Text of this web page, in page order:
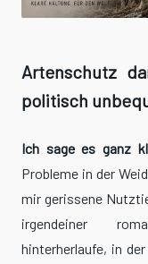
Artenschutz
politisch
Ich sage es ganz
Probleme in der
mir gerissene
irgendeiner
hinterherlaufe, in